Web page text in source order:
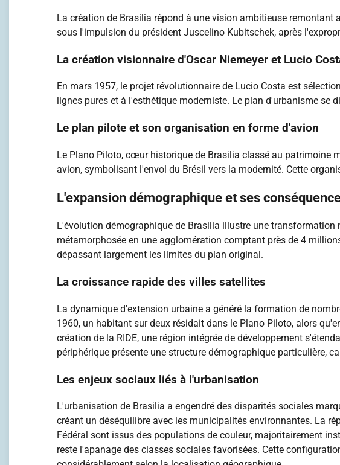
La création de Brasilia répond à une vision ambitieuse remontant
sous l'impulsion du président Juscelino Kubitschek, après
La création visionnaire d'Oscar Niemeyer et Lucio
En mars 1957, le projet révolutionnaire de Lucio Costa est
lignes pures et à l'esthétique moderniste. Le plan d'urbanisme
Le plan pilote et son organisation en forme d'avion
Le Plano Piloto, cœur historique de Brasilia classé au patrimoine
avion, symbolisant l'envol du Brésil vers la modernité. Cette
L'expansion démographique et ses
L'évolution démographique de Brasilia illustre une
métamorphosée en une agglomération comptant près de 4
dépassant largement les limites du plan original.
La croissance rapide des villes satellites
La dynamique d'extension urbaine a généré la formation de
1960, un habitant sur deux résidait dans le Plano Piloto, alors
création de la RIDE, une région intégrée de développement
périphérique présente une structure démographique particulière,
Les enjeux sociaux liés à l'urbanisation
L'urbanisation de Brasilia a engendré des disparités sociales
créant un déséquilibre avec les municipalités environnantes. La
Fédéral sont issus des populations de couleur, majoritairement
reste l'apanage des classes sociales favorisées. Cette